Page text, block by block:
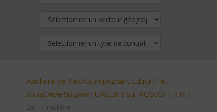
Auxiliaire de Vie/Accompagnant Educatif et
Social/Aide Soignant URGENT sur ROSCOFF (H/F)
29 - Finistère